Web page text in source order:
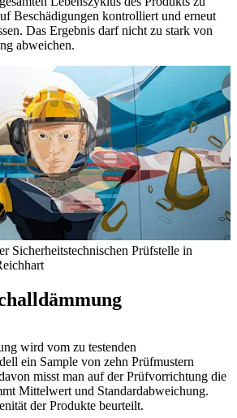
Beschädigungen kontrolliert und erneut
Das Ergebnis darf nicht zu stark von
abweichen.
Sicher­heitstechnischen Prüfstelle in
wird vom zu testenden
ein Sample von zehn Prüfmustern
misst man auf der Prüfvorrichtung die
Mittelwert und Standardabweichung.
der Produkte beurteilt.